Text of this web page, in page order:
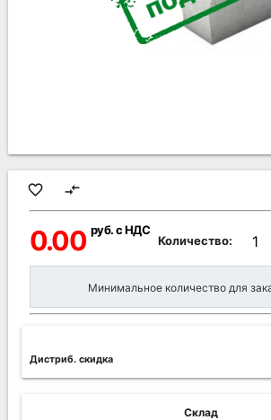
favorite_border compare_arrows
0.00 руб. с НДС
Количество:
Минимальное количество для
Дистриб. скидка
Склад